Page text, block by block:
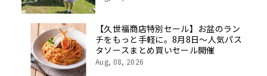
【久世福商店特別セール】お盆のラン
チをもっと手軽に。8月8日～人気パス
タソースまとめ買いセール開催
Aug, 08, 2026